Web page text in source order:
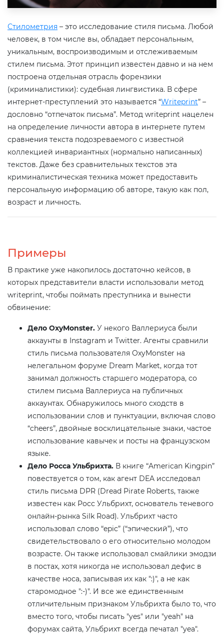
Стилометрия – это исследование стиля письма. Любой
человек, в том числе вы, обладает персональным,
уникальным, воспроизводимым и отслеживаемым
стилем письма. Этот принцип известен давно и на нем
построена отдельная отрасль форензики
(криминалистики): судебная лингвистика. В сфере
интернет-преступлений это называется “Writeprint” –
дословно “отпечаток письма”. Метод writeprint нацелен
на определение личности автора в интернете путем
сравнения текста подозреваемого с известной
коллекцией инвариантных (нормально написанных)
текстов. Даже без сравнительных текстов эта
криминалистическая техника может предоставить
персональную информацию об авторе, такую как пол,
возраст и личность.
Примеры
В практике уже накопилось достаточно кейсов, в
которых представители власти использовали метод
writeprint, чтобы поймать преступника и вынести
обвинение:
Дело OxyMonster. У некого Валлериуса были
аккаунты в Instagram и Twitter. Агенты сравнили
стиль письма пользователя OxyMonster на
нелегальном форуме Dream Market, когда тот
занимал должность старшего модератора, со
стилем письма Валлериуса на публичных
аккаунтах. Обнаружилось много сходств в
использовании слов и пунктуации, включая слово
“cheers”, двойные восклицательные знаки, частое
использование кавычек и посты на французском
языке.
Дело Росса Ульбрихта. В книге “American Kingpin”
повествуется о том, как агент DEA исследовал
стиль письма DPR (Dread Pirate Roberts, также
известен как Росс Ульбрихт, основатель теневого
онлайн-рынка Silk Road). Ульбрихт часто
использовал слово “epic” (“эпический”), что
свидетельствовало о его относительно молодом
возрасте. Он также использовал смайлики эмодзи
в постах, хотя никогда не использовал дефис в
качестве носа, записывая их как ":)", а не как
старомодное ":-)". И все же единственным
отличительным признаком Ульбрихта было то, что
вместо того, чтобы писать "yes" или "yeah" на
форумах сайта, Ульбрихт всегда печатал "yea".